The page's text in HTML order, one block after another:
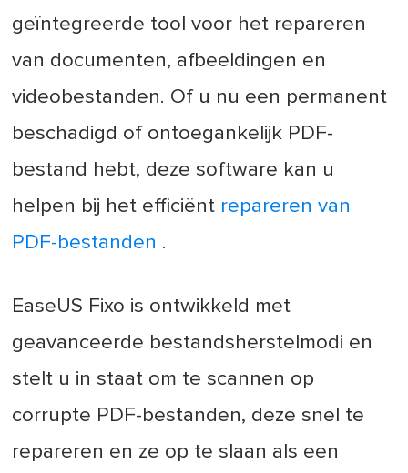
geïntegreerde tool voor het repareren
van documenten, afbeeldingen en
videobestanden. Of u nu een permanent
beschadigd of ontoegankelijk PDF-
bestand hebt, deze software kan u
helpen bij het efficiënt repareren van
PDF-bestanden .
EaseUS Fixo is ontwikkeld met
geavanceerde bestandsherstelmodi en
stelt u in staat om te scannen op
corrupte PDF-bestanden, deze snel te
repareren en ze op te slaan als een